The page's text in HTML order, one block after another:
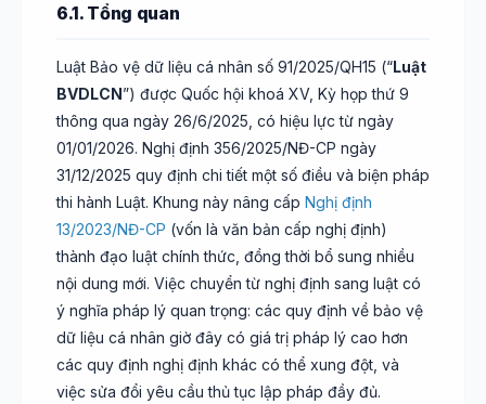
6.1. Tổng quan
Luật Bảo vệ dữ liệu cá nhân số 91/2025/QH15 (“Luật
BVDLCN”) được Quốc hội khoá XV, Kỳ họp thứ 9
thông qua ngày 26/6/2025, có hiệu lực từ ngày
01/01/2026. Nghị định 356/2025/NĐ-CP ngày
31/12/2025 quy định chi tiết một số điều và biện pháp
thi hành Luật. Khung này nâng cấp Nghị định
13/2023/NĐ-CP (vốn là văn bản cấp nghị định)
thành đạo luật chính thức, đồng thời bổ sung nhiều
nội dung mới. Việc chuyển từ nghị định sang luật có
ý nghĩa pháp lý quan trọng: các quy định về bảo vệ
dữ liệu cá nhân giờ đây có giá trị pháp lý cao hơn
các quy định nghị định khác có thể xung đột, và
việc sửa đổi yêu cầu thủ tục lập pháp đầy đủ.